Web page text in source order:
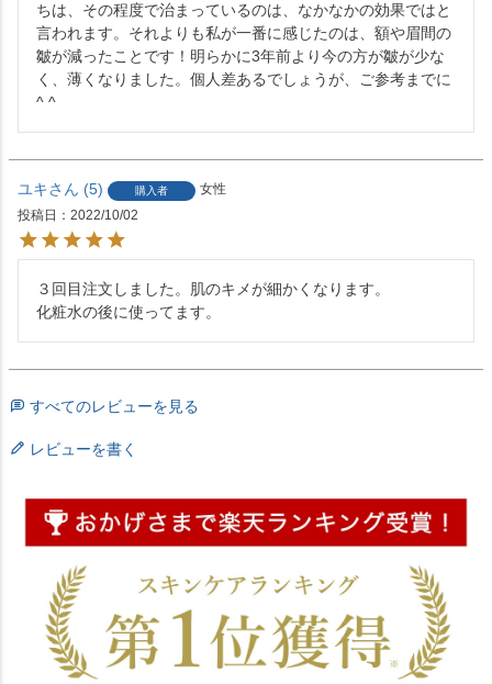
ちは、その程度で治まっているのは、なかなかの効果ではと
言われます。それよりも私が一番に感じたのは、額や眉間の
皺が減ったことです！明らかに3年前より今の方が皺が少な
く、薄くなりました。個人差あるでしょうが、ご参考までに
^ ^
ユキ 5 購入者
女性
投稿日
2022/10/02
３回目注文しました。肌のキメが細かくなります。
化粧水の後に使ってます。
すべてのレビューを見る
レビューを書く